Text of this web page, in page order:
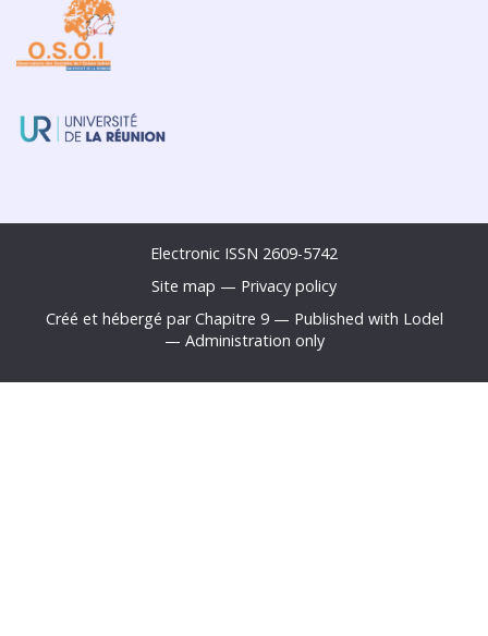
Electronic ISSN 2609-5742
Site map — Privacy policy
Créé et hébergé par Chapitre 9— Published with Lodel
— Administration only